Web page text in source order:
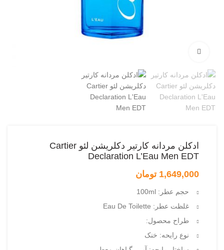
ادکلن مردانه کارتیر دکلریشن لئو Cartier
Declaration L’Eau Men EDT
1,649,000 تومان
حجم عطر: 100ml
غلظت عطر: Eau De Toilette
طراح محصول:
نوع رایحه: خنک